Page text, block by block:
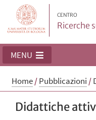
CENTRO
Ricerche
MENU
Home/Pubblicazioni /
Didattiche